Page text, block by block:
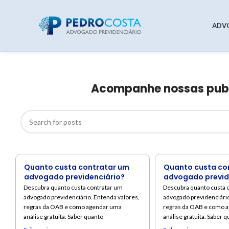
Acompanhe nossas
Quanto custa contratar um
advogado previdenciário?
Descubra quanto custa contratar um
advogado previdenciário. Entenda valores,
regras da OAB e como agendar uma
análise gratuita. Saber quanto
Quanto custa
advogado
Descubra quanto custa
advogado
regras da OAB e como
análise gratuita. Saber